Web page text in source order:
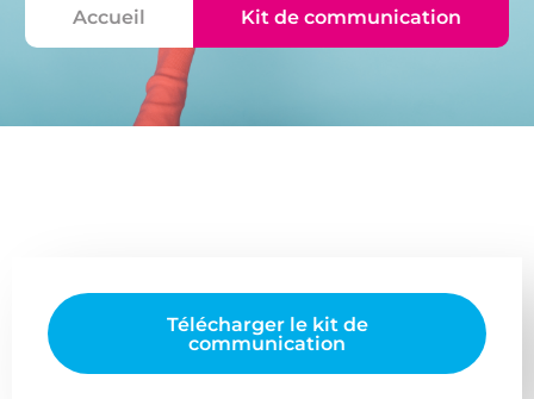
Accueil Kit de communication
Télécharger le kit de
communication